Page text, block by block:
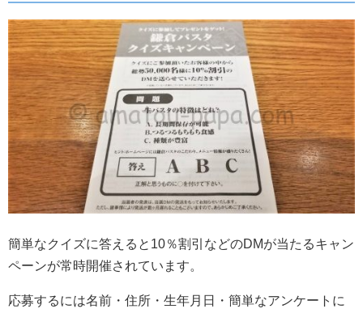
簡単なクイズに答えると10％割引などのDMが当たるキャン
ペーンが常時開催されています。
応募するには名前・住所・生年月日・簡単なアンケートに